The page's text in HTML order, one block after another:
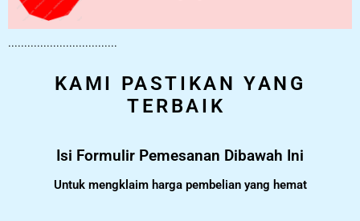
..................................
KAMI PASTIKAN YANG
TERBAIK
Isi Formulir Pemesanan Dibawah Ini
Untuk mengklaim harga pembelian yang hemat